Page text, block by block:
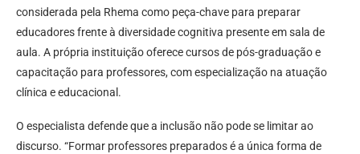
considerada pela Rhema como peça-chave para preparar
educadores frente à diversidade cognitiva presente em sala de
aula. A própria instituição oferece cursos de pós-graduação e
capacitação para professores, com especialização na atuação
clínica e educacional.
O especialista defende que a inclusão não pode se limitar ao
discurso. “Formar professores preparados é a única forma de